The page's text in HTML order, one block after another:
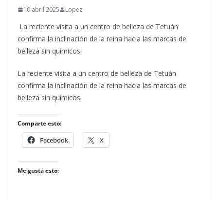
10 abril 2025 Lopez
La reciente visita a un centro de belleza de Tetuán
confirma la inclinación de la reina hacia las marcas de
belleza sin químicos.
​La reciente visita a un centro de belleza de Tetuán
confirma la inclinación de la reina hacia las marcas de
belleza sin químicos.
Comparte esto:
Facebook X
Me gusta esto: